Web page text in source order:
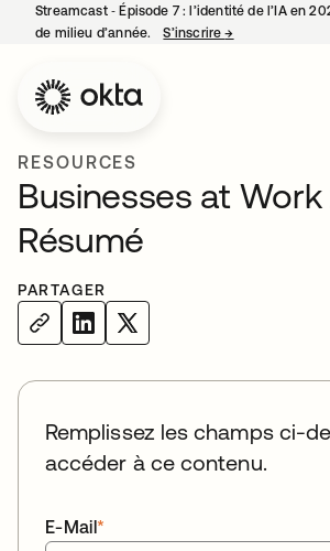
Streamcast ‑ Épisode 7 : l’identité de l’IA en
de milieu d’année.
S’inscrire→
RESOURCES
Businesses at
Résumé
PARTAGER
Remplissez les champs ci-
accéder à ce contenu.
*
E-Mail